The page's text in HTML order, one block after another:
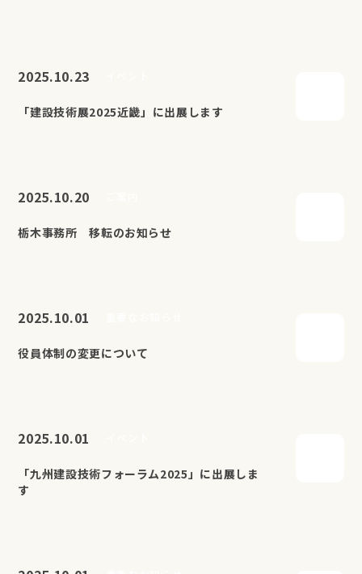
2025.10.23
「建設技術展2025近畿」に出展します
2025.10.20
栃木事務所 移転のお知らせ
2025.10.01
役員体制の変更について
2025.10.01
「九州建設技術フォーラム2025」に出展しま
す